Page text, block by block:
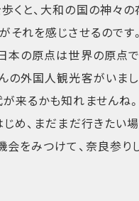
くと、大和の国の神々
それを感じさせるので
本の原点は世界の原点
の外国人観光客がいま
来るかも知れませんね
じめ、まだまだ行きたい
会をみつけて、奈良参り